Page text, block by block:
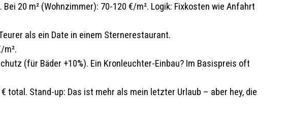
20 m² (Wohnzimmer): 70-120 €/m². Logik: Fixkosten wie Anfahrt
als ein Date in einem Sternerestaurant.
m².
(für Bäder +10%). Ein Kronleuchter-Einbau? Im Basispreis oft
total. Stand-up: Das ist mehr als mein letzter Urlaub – aber hey, die